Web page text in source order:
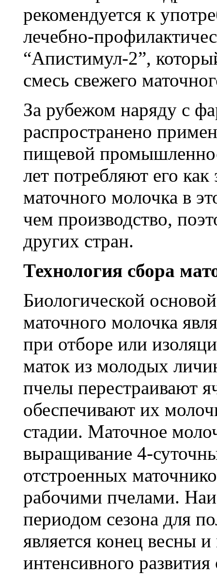
рекомендуется к
лечебно-
“Апистимул-2”,
смесь свежего
За рубежом наряду с
распространено
пищевой
лет потребляют его
маточного молочка в
чем производство,
других стран.
Технология сбора
Биологической
маточного молочка
при отборе или
маток из молодых
пчелы перестраивают
обеспечивают их
стадии. Маточное
выращивание 4-
отстроенных
рабочими пчелами.
периодом сезона для
является конец весны
интенсивного развития